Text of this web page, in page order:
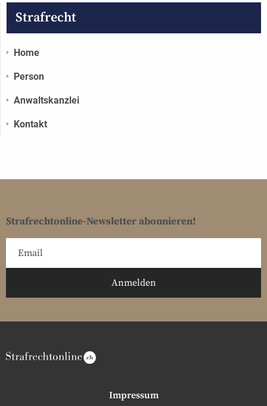
Strafrecht
Home
Person
Anwaltskanzlei
Kontakt
Strafrechtonline-Newsletter abonnieren!
Impressum